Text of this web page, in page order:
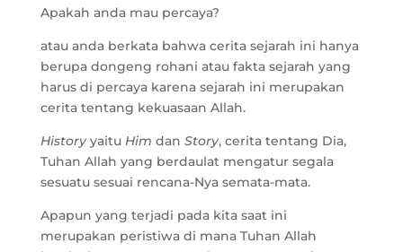
Apakah anda mau percaya?
atau anda berkata bahwa cerita sejarah ini hanya
berupa dongeng rohani atau fakta sejarah yang
harus di percaya karena sejarah ini merupakan
cerita tentang kekuasaan Allah.
Historyyaitu Him dan Story, cerita tentang Dia,
Tuhan Allah yang berdaulat mengatur segala
sesuatu sesuai rencana-Nya semata-mata.
Apapun yang terjadi pada kita saat ini
merupakan peristiwa di mana Tuhan Allah